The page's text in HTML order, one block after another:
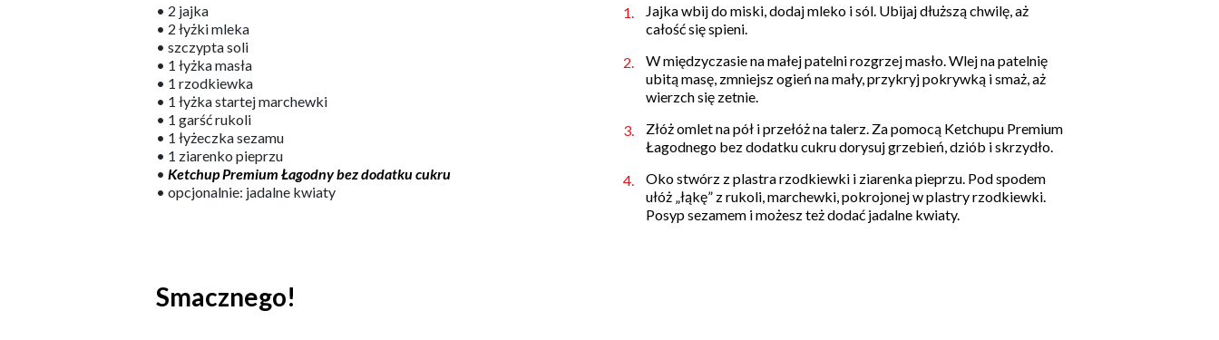
• 2 jajka
• 2 łyżki mleka
• szczypta soli
• 1 łyżka masła
• 1 rzodkiewka
• 1 łyżka startej marchewki
• 1 garść rukoli
• 1 łyżeczka sezamu
• 1 ziarenko pieprzu
• Ketchup Premium Łagodny bez dodatku cukru
• opcjonalnie: jadalne kwiaty
Jajka wbij do miski, dodaj mleko i sól. Ubijaj dłuższą chwilę, aż
całość się spieni.
W międzyczasie na małej patelni rozgrzej masło. Wlej na patelnię
ubitą masę, zmniejsz ogień na mały, przykryj pokrywką i smaż, aż
wierzch się zetnie.
Złóż omlet na pół i przełóż na talerz. Za pomocą Ketchupu Premium
Łagodnego bez dodatku cukru dorysuj grzebień, dziób i skrzydło.
Oko stwórz z plastra rzodkiewki i ziarenka pieprzu. Pod spodem
ułóż „łąkę” z rukoli, marchewki, pokrojonej w plastry rzodkiewki.
Posyp sezamem i możesz też dodać jadalne kwiaty.
Smacznego!